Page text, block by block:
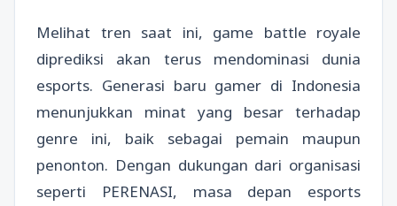
Melihat tren saat ini, game battle royale
diprediksi akan terus mendominasi dunia
esports. Generasi baru gamer di Indonesia
menunjukkan minat yang besar terhadap
genre ini, baik sebagai pemain maupun
penonton. Dengan dukungan dari organisasi
seperti PERENASI, masa depan esports